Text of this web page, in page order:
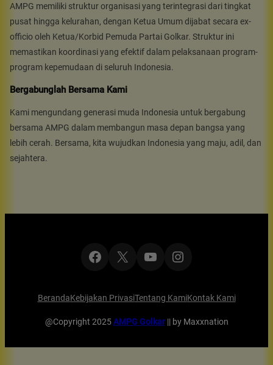
AMPG memiliki struktur organisasi yang terintegrasi dari tingkat
pusat hingga kelurahan, dengan Ketua Umum dijabat secara ex-
officio oleh Ketua/Korbid Pemuda Partai Golkar. Struktur ini
memastikan koordinasi yang efektif dalam pelaksanaan program-
program kepemudaan di seluruh Indonesia.
Bergabunglah Bersama Kami
Kami mengundang generasi muda Indonesia untuk bergabung
bersama AMPG dalam membangun masa depan bangsa yang
lebih cerah. Bersama, kita wujudkan Indonesia yang maju, adil, dan
sejahtera.
Facebook
X YouTubeInstagram
BerandaKebijakan PrivasiTentang KamiKontak Kami
@Copyright 2025AMPG Golkar|| by Maxxnation